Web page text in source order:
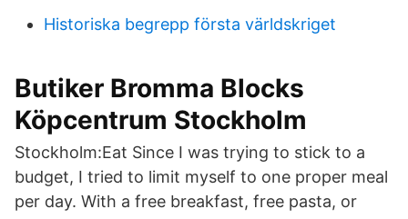
Historiska begrepp första världskriget
Butiker Bromma Blocks
Köpcentrum Stockholm
Stockholm:Eat Since I was trying to stick to a
budget, I tried to limit myself to one proper meal
per day. With a free breakfast, free pasta, or